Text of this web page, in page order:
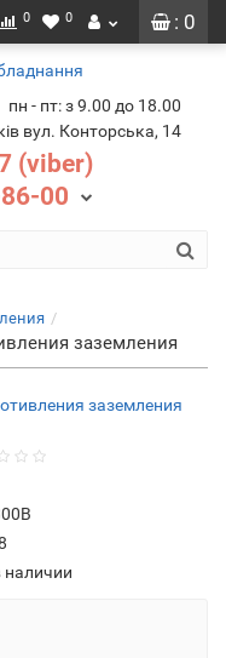
: 0
0 0
пн - пт: з 9.00 до 18.00
вул. Конторська, 14
(viber)
00
заземления
наличии